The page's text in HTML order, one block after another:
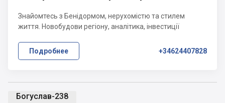
Богуслав-238
Знайомтесь з Бенідормом, нерухомістю та стилем
життя. Новобудови регіону, аналітика, інвестиції
Подробнее +34624407828